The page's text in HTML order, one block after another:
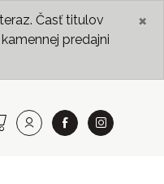
Časť titulov
predajni
×